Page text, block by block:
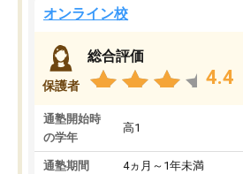
オンライン校
保護者
総合評価
4.4
通塾開始時
の学年
高1
通塾期間 4ヵ月～1年未満